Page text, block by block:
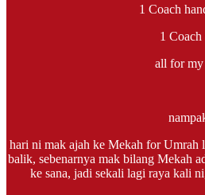
1 Coach
1
all for
hari ni mak ajah ke Mekah for
balik, sebenarnya mak bilang Mekah
ke sana, jadi sekali lagi raya kali